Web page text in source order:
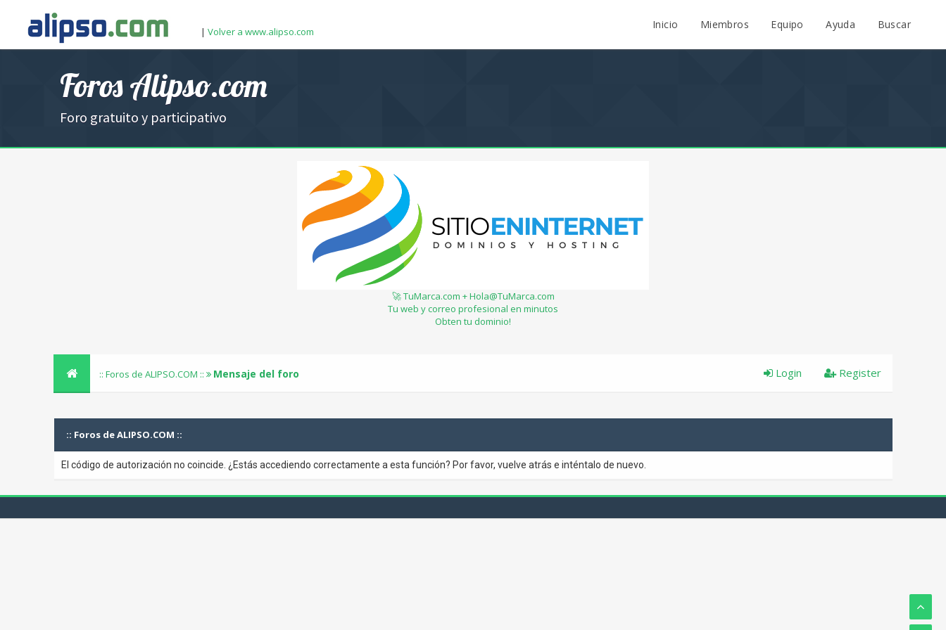
| Volver a www.alipso.com
Inicio Miembros Equipo Ayuda Buscar
Foros Alipso.com
Foro gratuito y participativo
🚀 TuMarca.com + Hola@TuMarca.com
Tu web y correo profesional en minutos
Obten tu dominio!
:: Foros de ALIPSO.COM :: Mensaje del foro Register
Login
:: Foros de ALIPSO.COM ::
El código de autorización no coincide. ¿Estás accediendo correctamente a esta función? Por favor, vuelve atrás e inténtalo de nuevo.